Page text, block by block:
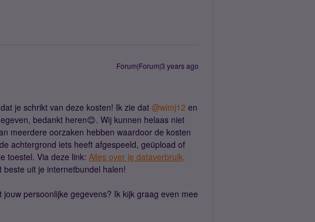
Forum|Forum|3 years ago
je schrikt van deze kosten! Ik zie dat @wimj12 en
bedankt heren😊. Wij kunnen helaas niet
meerdere oorzaken hebben waardoor de kosten
achtergrond iets heeft afgespeeld, geüpload of
toestel. Via deze link: Alles over je dataverbruik,
beste uit je internetbundel halen!
jouw persoonlijke gegevens? Ik kijk graag even mee